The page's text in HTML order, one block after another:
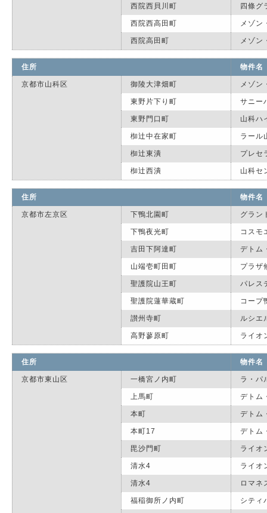
西院西貝川町 四條グ
西院西高田町 メゾン
西院高田町 メゾン
住所 物件名
京都市山科区 御陵大津畑町 メゾン
東野片下り町 サニー
東野門口町 山科ハ
椥辻中在家町 ラール
椥辻東潰 プレセ
椥辻西潰 山科セ
住所 物件名
京都市左京区 下鴨北園町 グラン
下鴨夜光町 コスモ
吉田下阿達町 デトム
山端壱町田町 プラザ
聖護院山王町 パレス
聖護院蓮華蔵町 コープ
讃州寺町 ルシエ
高野蓼原町 ライオ
住所 物件名
京都市東山区 一橋宮ノ内町 ラ・パ
上馬町 デトム
本町 デトム
本町17 デトム
毘沙門町 ライオ
清水4 ライオ
清水4 ロマネ
福稲御所ノ内町 シティ